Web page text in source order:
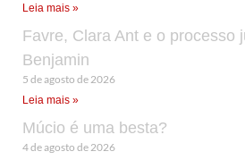
Leia mais »
Favre, Clara Ant e o processo
Benjamin
5 de agosto de 2026
Leia mais »
Múcio é uma besta?
4 de agosto de 2026